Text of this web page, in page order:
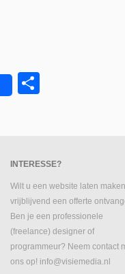
INTERESSE?
Wilt u een website laten
vrijblijvend een offerte
Ben je een professionele
(freelance) designer of
programmeur? Neem contact
ons op! info@visiemedia.nl